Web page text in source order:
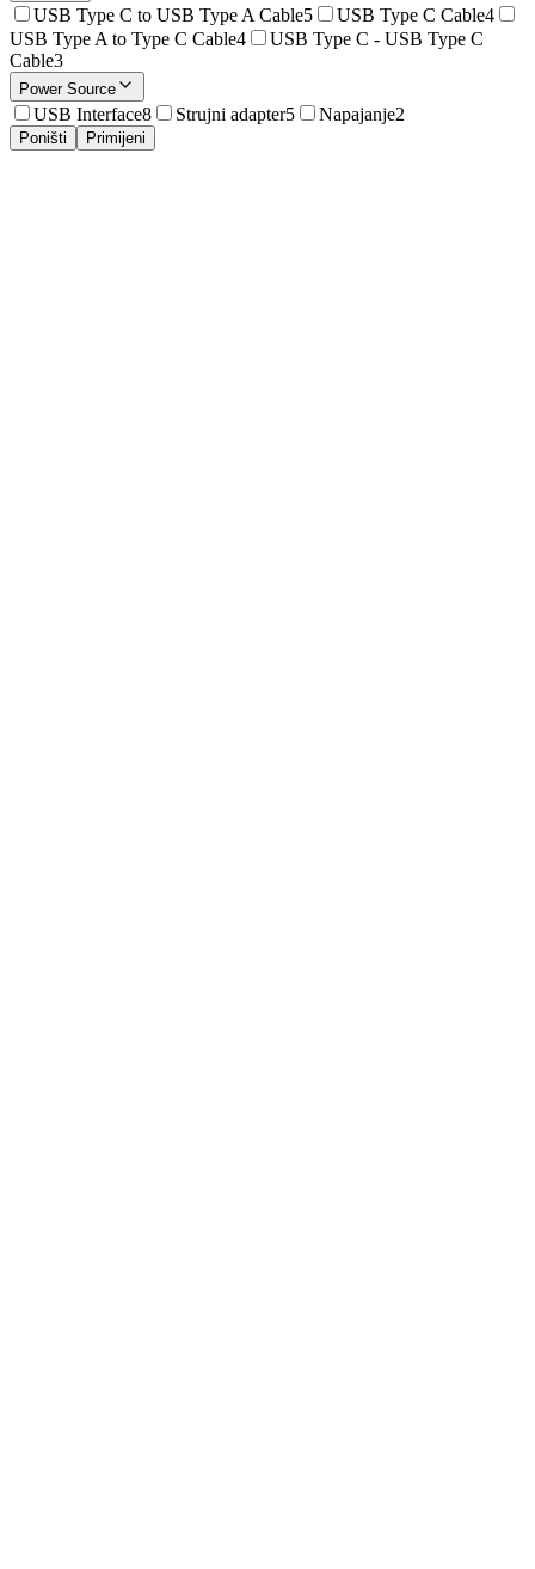
USB Type C to USB Type A Cable5 USB Type C Cable4
USB Type A to Type C Cable4
USB Type C - USB Type C
Cable3
Power Source
USB Interface8 Strujni adapter5 Napajanje2
Poništi Primijeni